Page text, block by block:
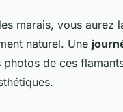
marais, vous aurez
naturel. Une
de ces